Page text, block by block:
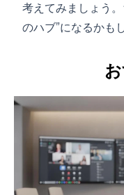
考えてみましょう
のハブ”になるかも